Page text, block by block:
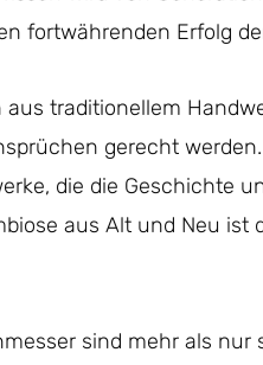
fortwährenden Erfolg
aus traditionellem
gerecht
die die Geschichte
aus Alt und Neu ist
sind mehr als